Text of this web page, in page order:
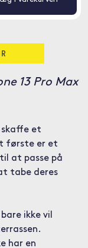
13 Pro Max
skaffe et
første er et
at passe på
tabe deres
ikke vil
har en